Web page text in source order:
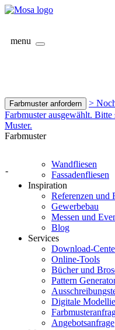
menu
Farbmuster anfordern
>
Farbmuster ausgewählt. Bitte
Muster.
Farbmuster
-
Wandfliesen
Fassadenfliesen
Inspiration
Referenzen und
Gewerbebau
Messen und
Blog
Services
Download-
Online-Tools
Bücher und
Pattern
Digitale
Angebotsanfrage